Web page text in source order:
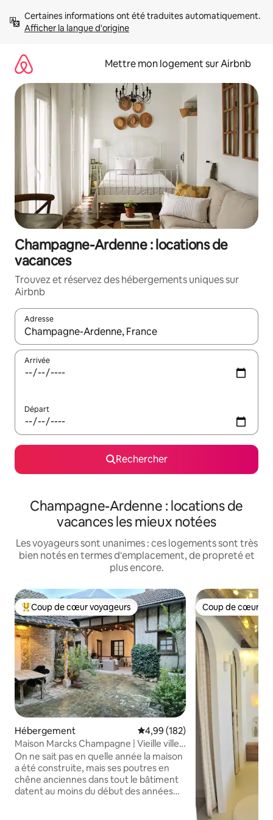
directement
Afficher la langue d'origine
Mettre mon logement sur Airbnb
Champagne-Ardenne : locations de
vacances
Trouvez et réservez des hébergements uniques sur
Airbnb
Adresse
Lorsque les résultats s'affichent, utilisez les flèches vers le
Arrivée
Départ
Rechercher
Champagne-Ardenne : locations de
vacances les mieux notées
Les voyageurs sont unanimes : ces logements sont très
bien notés en termes d'emplacement, de propreté et
plus encore.
Coups de cœur voyageurs les plus appréciés
Coup de cœur voyageurs
Hébergement Évaluation moyenne sur la
4,99 (182)
Maison Marcks Champagne | Vieille ville
d'Ay
On ne sait pas en quelle année la maison
a été construite, mais ses poutres en
chêne anciennes dans tout le bâtiment
datent au moins du début des années
Coup de cœur
Coup de cœur